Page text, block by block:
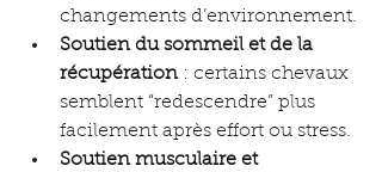
changements d’environnement.
Soutien du sommeil et de la
récupération : certains chevaux
semblent “redescendre” plus
facilement après effort ou stress.
Soutien musculaire et